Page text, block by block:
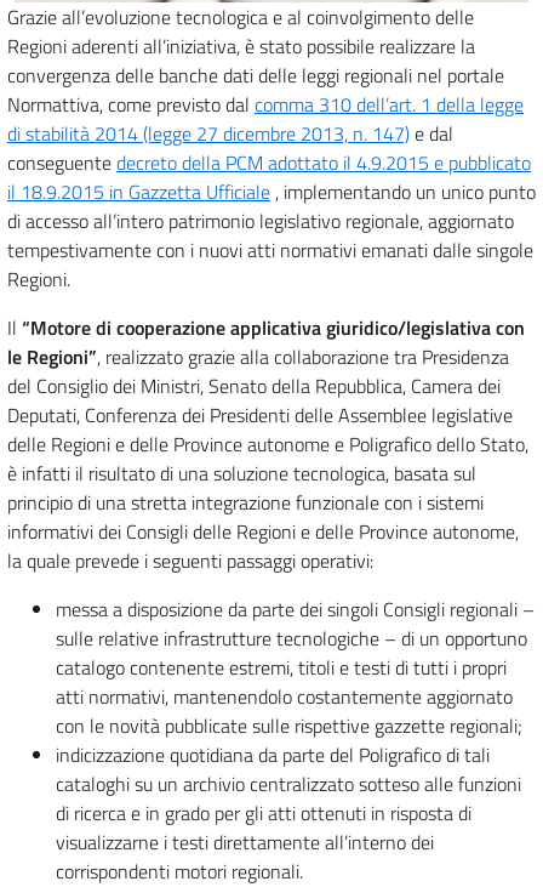
Grazie all’evoluzione tecnologica e al coinvolgimento delle
Regioni aderenti all’iniziativa, è stato possibile realizzare la
convergenza delle banche dati delle leggi regionali nel portale
Normattiva, come previsto dal comma 310 dell’art. 1 della legge
di stabilità 2014 (legge 27 dicembre 2013, n. 147)e dal
conseguentedecreto della PCM adottato il 4.9.2015 e pubblicato
il 18.9.2015 in Gazzetta Ufficiale , implementando un unico punto
di accesso all’intero patrimonio legislativo regionale, aggiornato
tempestivamente con i nuovi atti normativi emanati dalle singole
Regioni.
Il “Motore di cooperazione applicativa giuridico/legislativa con
le Regioni”, realizzato grazie alla collaborazione tra Presidenza
del Consiglio dei Ministri, Senato della Repubblica, Camera dei
Deputati, Conferenza dei Presidenti delle Assemblee legislative
delle Regioni e delle Province autonome e Poligrafico dello Stato,
è infatti il risultato di una soluzione tecnologica, basata sul
principio di una stretta integrazione funzionale con i sistemi
informativi dei Consigli delle Regioni e delle Province autonome,
la quale prevede i seguenti passaggi operativi:
messa a disposizione da parte dei singoli Consigli regionali –
sulle relative infrastrutture tecnologiche – di un opportuno
catalogo contenente estremi, titoli e testi di tutti i propri
atti normativi, mantenendolo costantemente aggiornato
con le novità pubblicate sulle rispettive gazzette regionali;
indicizzazione quotidiana da parte del Poligrafico di tali
cataloghi su un archivio centralizzato sotteso alle funzioni
di ricerca e in grado per gli atti ottenuti in risposta di
visualizzarne i testi direttamente all’interno dei
corrispondenti motori regionali.